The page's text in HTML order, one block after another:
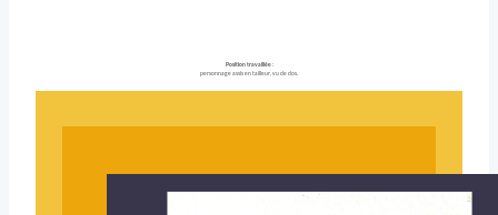
Position travaillée:
personnage assis en tailleur, vu de dos.